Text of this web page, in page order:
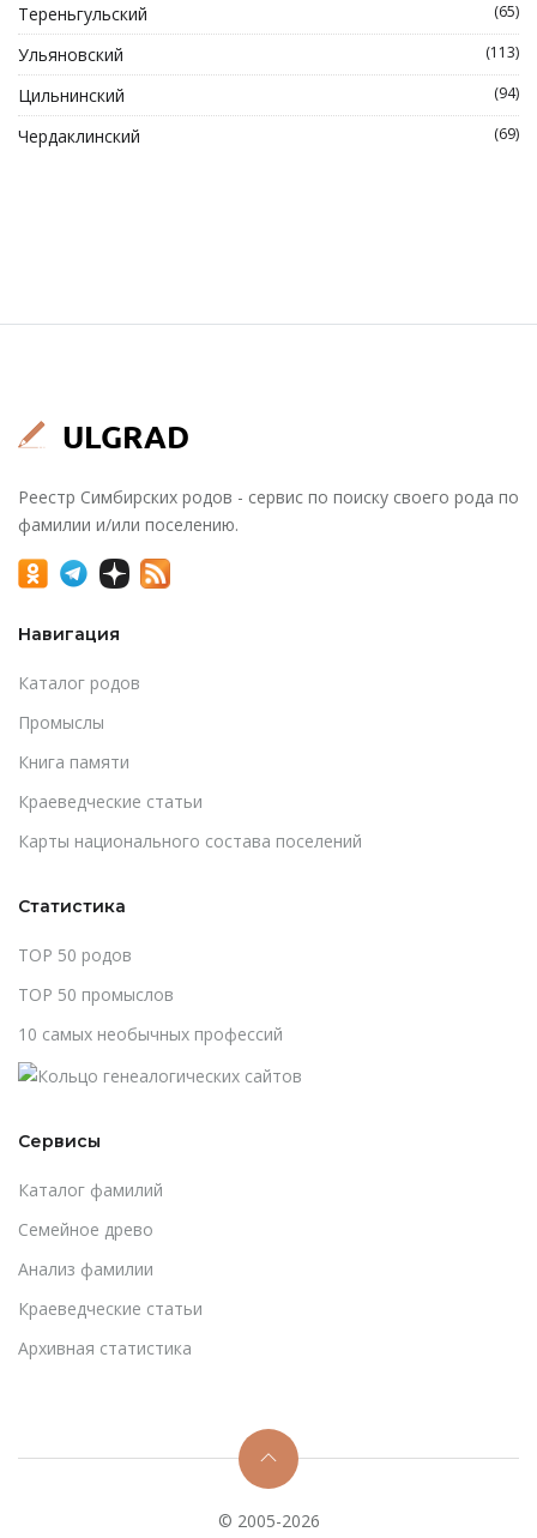
Тереньгульский (65)
Ульяновский (113)
Цильнинский (94)
Чердаклинский (69)
Реестр Симбирских родов - сервис по поиску своего рода по
фамилии и/или поселению.
Навигация
Каталог родов
Промыслы
Книга памяти
Краеведческие статьи
Карты национального состава поселений
Статистика
TOP 50 родов
TOP 50 промыслов
10 самых необычных профессий
Сервисы
Каталог фамилий
Cемейное древо
Анализ фамилии
Краеведческие статьи
Архивная статистика
© 2005-2026